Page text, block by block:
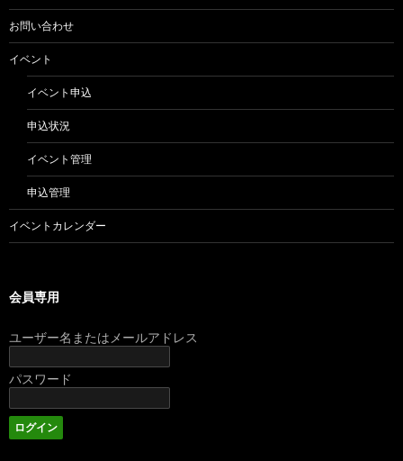
お問い合わせ
イベント
イベント申込
申込状況
イベント管理
申込管理
イベントカレンダー
会員専用
ユーザー名またはメールアドレス
パスワード